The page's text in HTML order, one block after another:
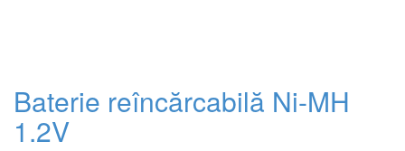
Baterie reîncărcabilă Ni-MH
1.2V